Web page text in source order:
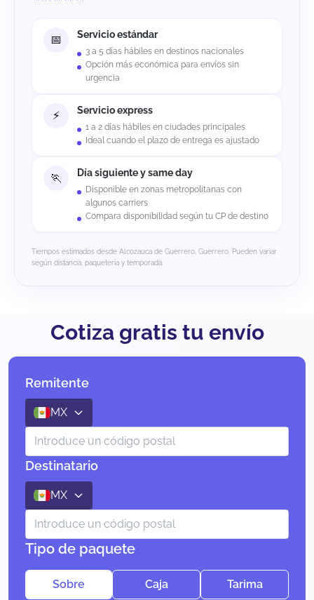
Servicio estándar
3 a 5 días hábiles en destinos nacionales
Opción más económica para envíos sin
urgencia
Servicio express
1 a 2 días hábiles en ciudades principales
Ideal cuando el plazo de entrega es ajustado
Día siguiente y same day
Disponible en zonas metropolitanas con
algunos carriers
Compara disponibilidad según tu CP de destino
Tiempos estimados desde Alcozauca de Guerrero, Guerrero. Pueden variar
según distancia, paquetería y temporada.
Cotiza gratis tu envío
Remitente
MX
Destinatario
MX
Tipo de paquete
Sobre Caja Tarima